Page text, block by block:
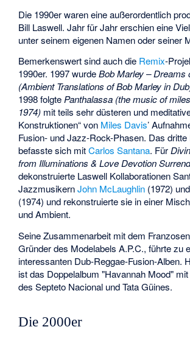
Die 1990er waren eine außerordentlich
Bill Laswell. Jahr für Jahr erschien eine
unter seinem eigenen Namen oder seiner
Bemerkenswert sind auch die Remix-
1990er. 1997 wurdeBob Marley – Dreams
(Ambient Translations of Bob Marley in
1998 folgtePanthalassa (the music of
1974) mit teils sehr düsteren und
Konstruktionen“ von Miles Davis’
Fusion- und Jazz-Rock-Phasen. Das
befasste sich mitCarlos Santana. Für
from Illuminations & Love Devotion
dekonstruierte Laswell Kollaborationen
JazzmusikernJohn McLaughlin (1972)
(1974) und rekonstruierte sie in einer
und Ambient.
Seine Zusammenarbeit mit dem
Gründer des Modelabels A.P.C., führte zu
interessanten Dub-Reggae-Fusion-Alben.
ist das Doppelalbum "Havannah Mood"
des Septeto Nacional und Tata Güines.
Die 2000er